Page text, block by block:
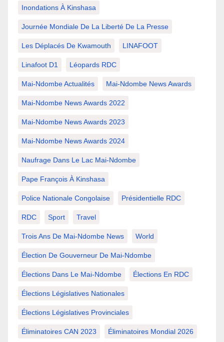
Inondations À Kinshasa
Journée Mondiale De La Liberté De La Presse
Les Déplacés De Kwamouth LINAFOOT
Linafoot D1 Léopards RDC
Mai-Ndombe Actualités Mai-Ndombe News Awards
Mai-Ndombe News Awards 2022
Mai-Ndombe News Awards 2023
Mai-Ndombe News Awards 2024
Naufrage Dans Le Lac Mai-Ndombe
Pape François À Kinshasa
Police Nationale Congolaise Présidentielle RDC
RDC Sport Travel
Trois Ans De Mai-Ndombe News World
Élection De Gouverneur De Mai-Ndombe
Élections Dans Le Mai-Ndombe Élections En RDC
Élections Législatives Nationales
Élections Législatives Provinciales
Éliminatoires CAN 2023 Éliminatoires Mondial 2026